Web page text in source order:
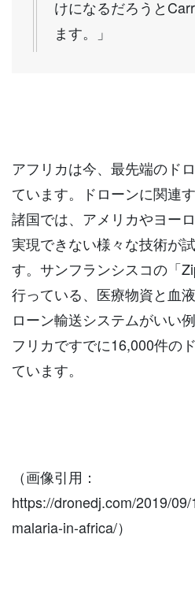
けになるだろうと
ます。」
アフリカは今、最先端のド
ています。ドローンに関連
諸国では、アメリカやヨー
実現できない様々な技術が
す。サンフランシスコの「
行っている、医療物資と血
ローン輸送システムがいい
フリカですでに16,000件の
ています。
（画像引用：
https://dronedj.com/2019/
malaria-in-africa/）